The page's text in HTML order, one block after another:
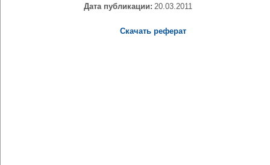
Дата публикации: 20.03.2011
Скачать реферат